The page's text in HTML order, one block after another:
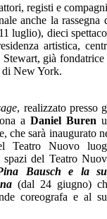
registi e
anche la rassegna
luglio), dieci
artistica,
già fondatrice
di New York.
, realizzato presso
aDaniel Buren
che sarà inaugurato
Teatro Nuovo
del Teatro
Bausch e la
(dal 24 giugno)
coreografa e al